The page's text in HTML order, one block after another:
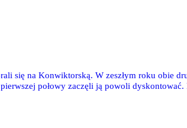
się na Konwiktorską. W zeszłym roku obie
połowy zaczęli ją powoli dyskontować.